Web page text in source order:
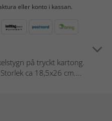
eller konto i kassan.
på tryckt kartong.
ca 18,5x26 cm....